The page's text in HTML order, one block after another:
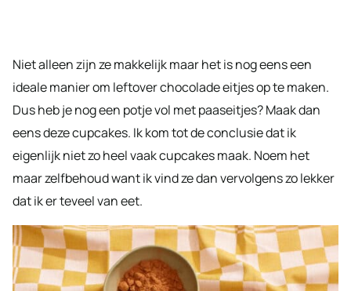
Niet alleen zijn ze makkelijk maar het is nog eens een
ideale manier om leftover chocolade eitjes op te maken.
Dus heb je nog een potje vol met paaseitjes? Maak dan
eens deze cupcakes. Ik kom tot de conclusie dat ik
eigenlijk niet zo heel vaak cupcakes maak. Noem het
maar zelfbehoud want ik vind ze dan vervolgens zo lekker
dat ik er teveel van eet.